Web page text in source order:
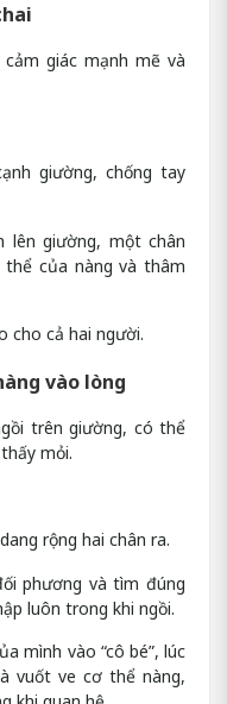
giác mạnh mẽ và
giường, chống tay
lên giường, một chân
của nàng và thâm
cho cả hai người.
vào lòng
trên giường, có thể
mỏi.
rộng hai chân ra.
phương và tìm đúng
luôn trong khi ngồi.
mình vào “cô bé”, lúc
vuốt ve cơ thể nàng,